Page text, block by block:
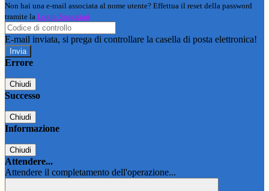
Non hai una e-mail associata al nome utente? Effettua il reset della password
tramite la Login Spaggiari
E-mail inviata, si prega di controllare la casella di posta elettronica!
Errore
Chiudi
Successo
Chiudi
Informazione
Chiudi
Attendere...
Attendere il completamento dell'operazione...